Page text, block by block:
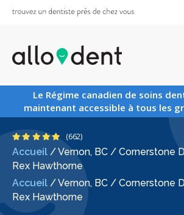
Le Régime canadien de soins
maintenant accessible à tous les
Accueil /Vernon, BC / Cornerstone
Rex Hawthorne
Accueil /Vernon, BC / Cornerstone
Rex Hawthorne
4.9 étoiles
(662)